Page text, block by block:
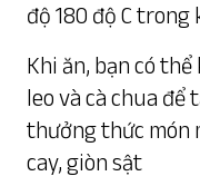
độ 180 độ C trong
Khi ăn, bạn có
leo và cà chua để
thưởng thức món
cay, giòn sật